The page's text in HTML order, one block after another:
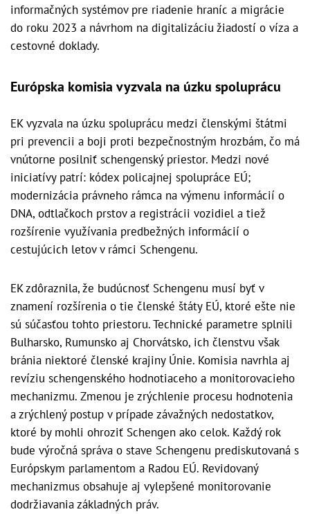
informačných systémov pre riadenie hraníc a migrácie
do roku 2023 a návrhom na digitalizáciu žiadostí o víza a
cestovné doklady.
Európska komisia vyzvala na úzku spoluprácu
EK vyzvala na úzku spoluprácu medzi členskými štátmi
pri prevencii a boji proti bezpečnostným hrozbám, čo má
vnútorne posilniť schengenský priestor. Medzi nové
iniciatívy patrí: kódex policajnej spolupráce EÚ;
modernizácia právneho rámca na výmenu informácií o
DNA, odtlačkoch prstov a registrácii vozidiel a tiež
rozšírenie využívania predbežných informácií o
cestujúcich letov v rámci Schengenu.
EK zdôraznila, že budúcnosť Schengenu musí byť v
znamení rozšírenia o tie členské štáty EÚ, ktoré ešte nie
sú súčasťou tohto priestoru. Technické parametre splnili
Bulharsko, Rumunsko aj Chorvátsko, ich členstvu však
bránia niektoré členské krajiny Únie. Komisia navrhla aj
revíziu schengenského hodnotiaceho a monitorovacieho
mechanizmu. Zmenou je zrýchlenie procesu hodnotenia
a zrýchlený postup v prípade závažných nedostatkov,
ktoré by mohli ohroziť Schengen ako celok. Každý rok
bude výročná správa o stave Schengenu prediskutovaná s
Európskym parlamentom a Radou EÚ. Revidovaný
mechanizmus obsahuje aj vylepšené monitorovanie
dodržiavania základných práv.